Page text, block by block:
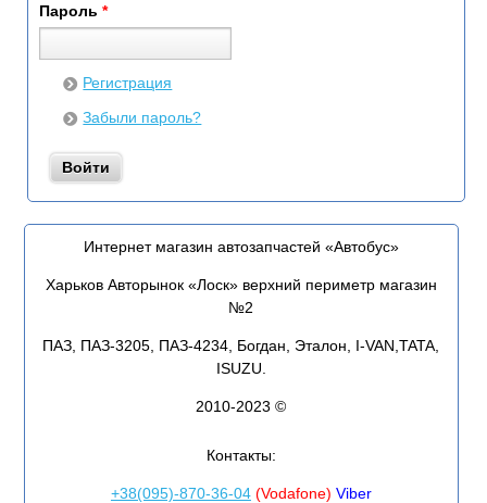
Пароль *
Регистрация
Забыли пароль?
Интернет магазин автозапчастей «Автобус»
Харьков Авторынок «Лоск» верхний периметр магазин
№2
ПАЗ, ПАЗ-3205, ПАЗ-4234, Богдан, Эталон, I-VAN,TATA,
ISUZU.
2010-2023 ©
Контакты:
+38(095)-870-36-04(Vodafone) Viber